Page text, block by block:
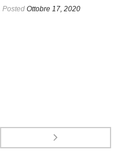
Posted Ottobre 17, 2020